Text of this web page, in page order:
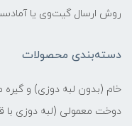
روش ارسال گیت‌وی یا
دسته‌بندی محصولات
خام (بدون لبه دوزی) و
دوخت معمولی (لبه دوزی با